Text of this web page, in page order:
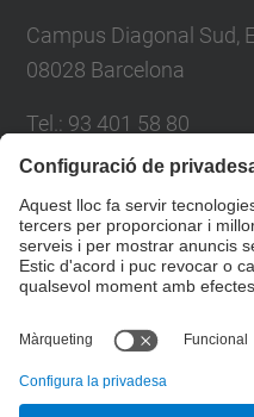
Campus Diagonal Sud,
08028 Barcelona
Tel. : 93 401 58 80
Directori UPC
Formulari de contacte